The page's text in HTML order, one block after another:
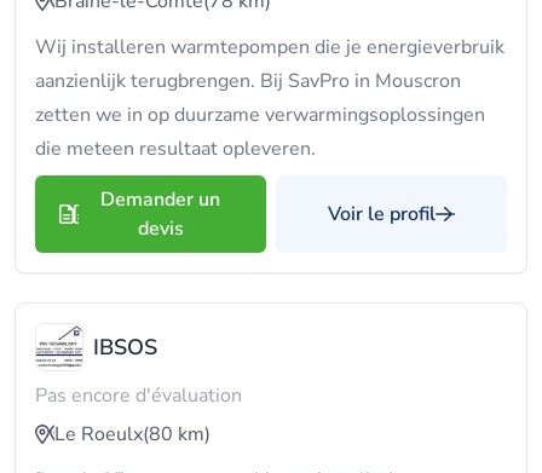
Wij installeren warmtepompen die je energieverbruik
aanzienlijk terugbrengen. Bij SavPro in Mouscron
zetten we in op duurzame verwarmingsoplossingen
die meteen resultaat opleveren.
Demander un
devis
Voir le profil
IBSOS
Pas encore d'évaluation
Le Roeulx(80 km)